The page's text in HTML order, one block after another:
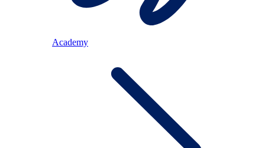
Academy